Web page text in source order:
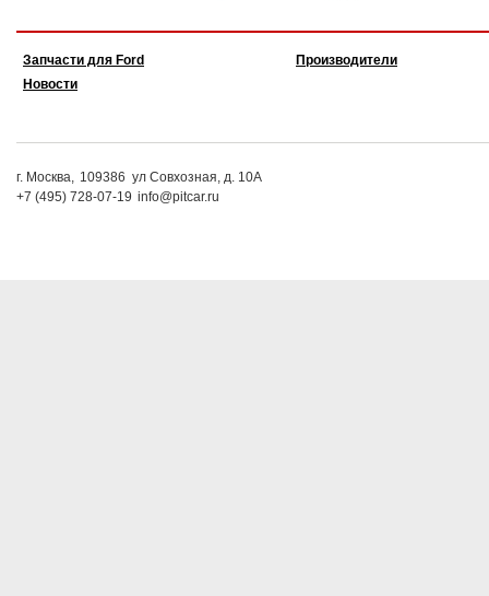
Запчасти для Ford
Новости
Производители
г. Москва, 109386 ул Совхозная, д. 10А
+7 (495) 728-07-19 info@pitcar.ru